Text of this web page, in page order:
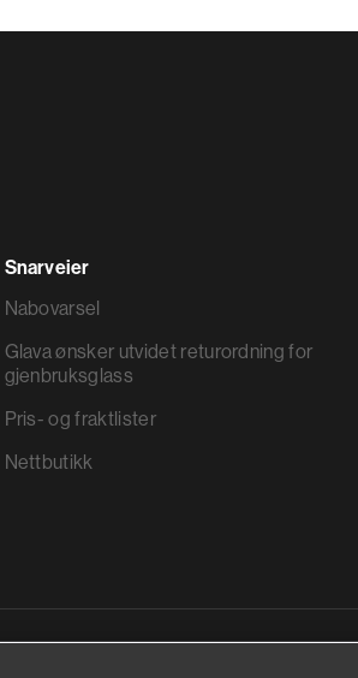
Snarveier
Nabovarsel
Glava ønsker utvidet returordning for
gjenbruksglass
Pris- og fraktlister
Nettbutikk